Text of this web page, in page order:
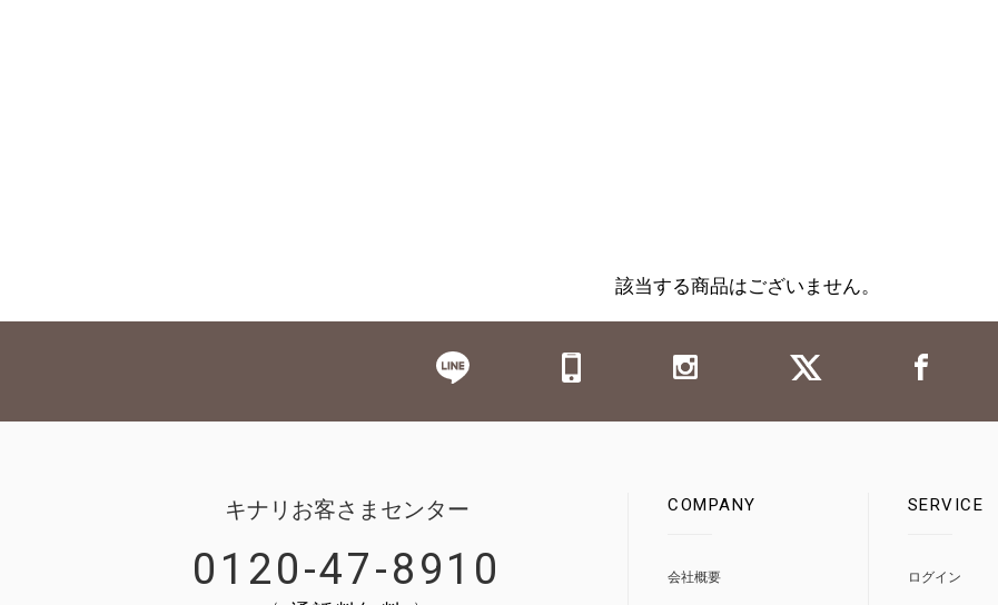
該当する商品はございません。
キナリお客さまセンター
0120-47-8910
COMPANY
会社概要
SERVICE
ログイン